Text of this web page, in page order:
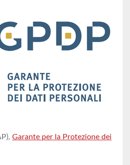
Garante per la Protezione dei